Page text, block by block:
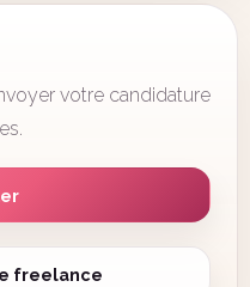
votre candidature
freelance